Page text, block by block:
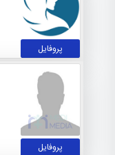
پروفایل
پروفایل